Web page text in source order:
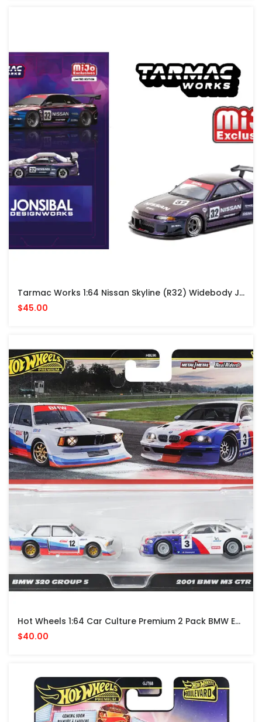
Tarmac Works 1:64 Nissan Skyline (R32) Widebody Jonsibal – Midnight Purple- MiJo Exclusives
$45.00
Hot Wheels 1:64 Car Culture Premium 2 Pack BMW E320 & 2001 BMW M3 GTR
$40.00